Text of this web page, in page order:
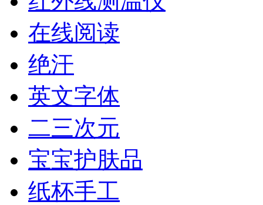
在线阅读
绝汗
英文字体
二三次元
宝宝护肤品
纸杯手工